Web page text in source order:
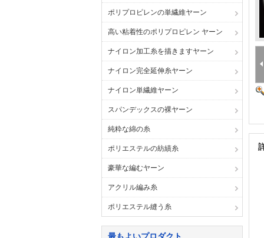
ポリプロピレンの単繊維ヤーン
高い粘着性のポリプロピレン ヤーン
ナイロン加工糸を描きますヤーン
ナイロン完全延伸糸ヤーン
ナイロン単繊維ヤーン
スパンデックスの裸ヤーン
純粋な綿の糸
ポリエステルの紡績糸
豪華な編むヤーン
アクリル編み糸
ポリエステル縫う糸